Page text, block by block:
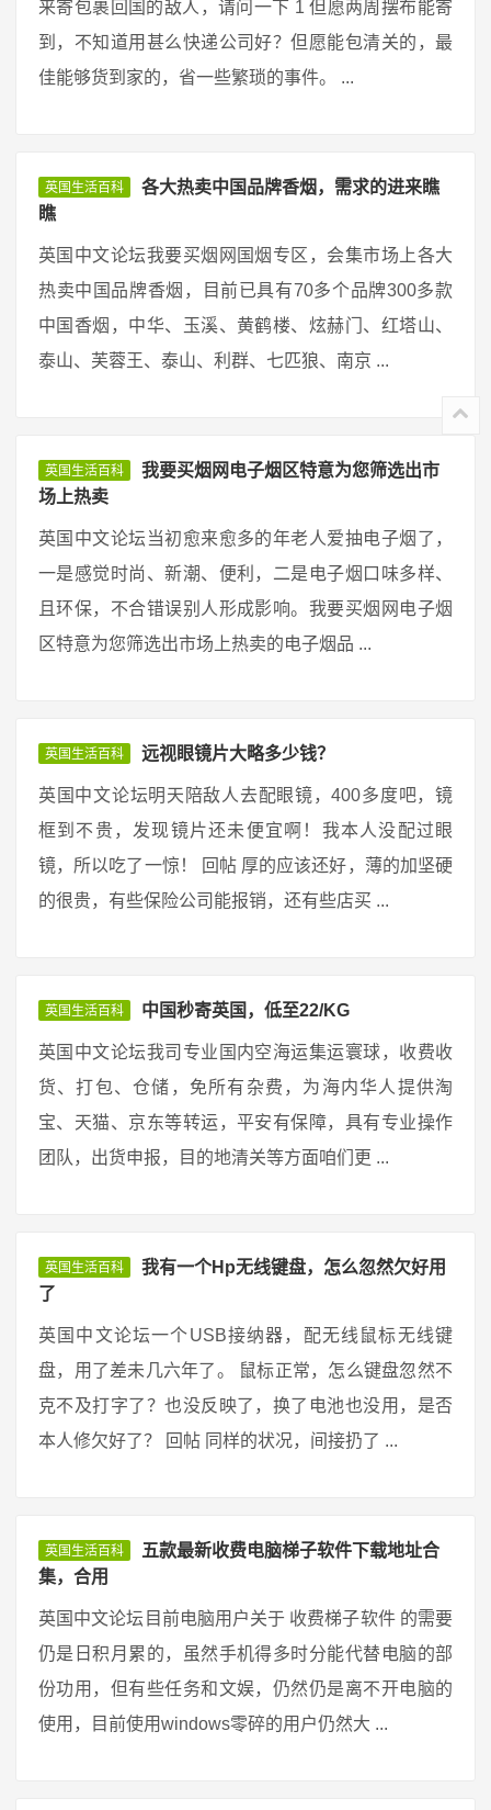
来寄包裹回国的敌人，请问一下 1 但愿两周摆布能寄
到，不知道用甚么快递公司好？但愿能包清关的，最
佳能够货到家的，省一些繁琐的事件。 ...
英国生活百科
各大热卖中国品牌香烟，需求的进来瞧
瞧
英国中文论坛我要买烟网国烟专区，会集市场上各大
热卖中国品牌香烟，目前已具有70多个品牌300多款
中国香烟，中华、玉溪、黄鹤楼、炫赫门、红塔山、
泰山、芙蓉王、泰山、利群、七匹狼、南京 ...
英国生活百科
我要买烟网电子烟区特意为您筛选出市
场上热卖
英国中文论坛当初愈来愈多的年老人爱抽电子烟了，
一是感觉时尚、新潮、便利，二是电子烟口味多样、
且环保，不合错误别人形成影响。我要买烟网电子烟
区特意为您筛选出市场上热卖的电子烟品 ...
英国生活百科 远视眼镜片大略多少钱？
英国中文论坛明天陪敌人去配眼镜，400多度吧，镜
框到不贵，发现镜片还未便宜啊！我本人没配过眼
镜，所以吃了一惊！ 回帖 厚的应该还好，薄的加坚硬
的很贵，有些保险公司能报销，还有些店买 ...
英国生活百科 中国秒寄英国，低至22/KG
英国中文论坛我司专业国内空海运集运寰球，收费收
货、打包、仓储，免所有杂费，为海内华人提供淘
宝、天猫、京东等转运，平安有保障，具有专业操作
团队，出货申报，目的地清关等方面咱们更 ...
英国生活百科
我有一个Hp无线键盘，怎么忽然欠好用
了
英国中文论坛一个USB接纳器，配无线鼠标无线键
盘，用了差未几六年了。 鼠标正常，怎么键盘忽然不
克不及打字了？也没反映了，换了电池也没用，是否
本人修欠好了？ 回帖 同样的状况，间接扔了 ...
英国生活百科
五款最新收费电脑梯子软件下载地址合
集，合用
英国中文论坛目前电脑用户关于 收费梯子软件 的需要
仍是日积月累的，虽然手机得多时分能代替电脑的部
份功用，但有些任务和文娱，仍然仍是离不开电脑的
使用，目前使用windows零碎的用户仍然大 ...